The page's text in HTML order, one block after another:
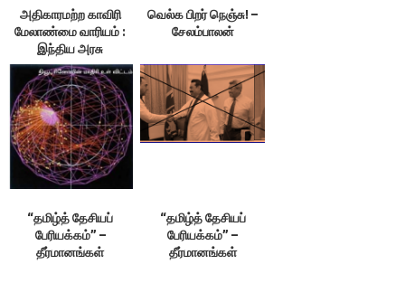
அதிகாரமற்ற காவிரி
மேலாண்மை வாரியம் :
இந்திய அரசு
அலுவலகங்களை
முடக்குவோம்!
வெல்க பிறர் நெஞ்சு! –
சேலம்பாலன்
“தமிழ்த் தேசியப்
பேரியக்கம்” –
தீர்மானங்கள்
“தமிழ்த் தேசியப்
பேரியக்கம்” –
தீர்மானங்கள்